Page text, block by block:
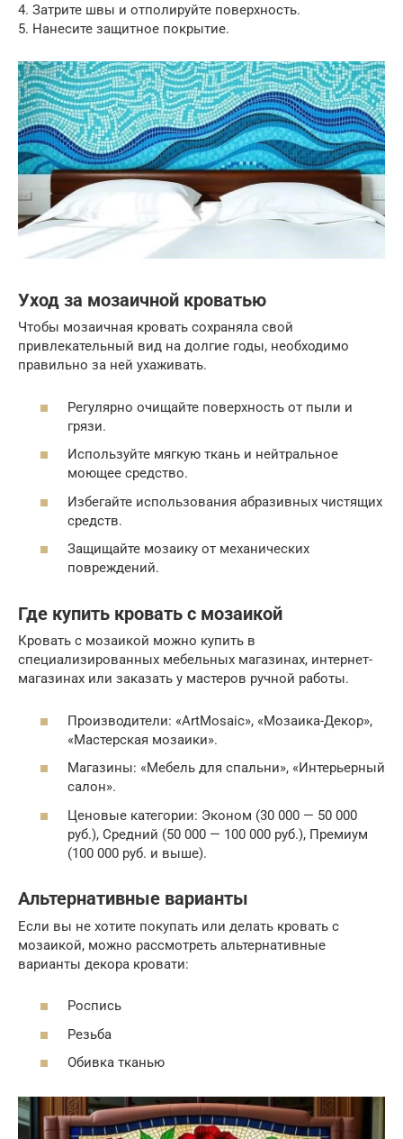
4. Затрите швы и отполируйте поверхность.
5. Нанесите защитное покрытие.
Уход за мозаичной кроватью
Чтобы мозаичная кровать сохраняла свой
привлекательный вид на долгие годы, необходимо
правильно за ней ухаживать.
Регулярно очищайте поверхность от пыли и
грязи.
Используйте мягкую ткань и нейтральное
моющее средство.
Избегайте использования абразивных чистящих
средств.
Защищайте мозаику от механических
повреждений.
Где купить кровать с мозаикой
Кровать с мозаикой можно купить в
специализированных мебельных магазинах, интернет-
магазинах или заказать у мастеров ручной работы.
Производители: «ArtMosaic», «Мозаика-Декор»,
«Мастерская мозаики».
Магазины: «Мебель для спальни», «Интерьерный
салон».
Ценовые категории: Эконом (30 000 — 50 000
руб.), Средний (50 000 — 100 000 руб.), Премиум
(100 000 руб. и выше).
Альтернативные варианты
Если вы не хотите покупать или делать кровать с
мозаикой, можно рассмотреть альтернативные
варианты декора кровати:
Роспись
Резьба
Обивка тканью